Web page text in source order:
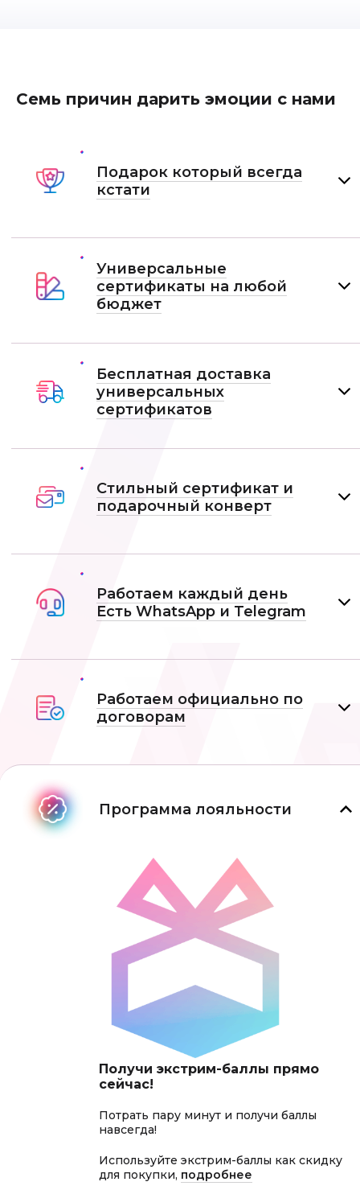
Семь причин дарить эмоции с нами
Подарок который всегда
кстати
Универсальные
сертификаты на любой
бюджет
Бесплатная доставка
универсальных
сертификатов
Стильный сертификат и
подарочный конверт
Работаем каждый день
Есть WhatsApp и Telеgram
Работаем официально по
договорам
Программа лояльности
Получи экстрим-баллы прямо
сейчас!
Потрать пару минут и получи баллы
навсегда!
Используйте экстрим-баллы как скидку
для покупки, подробнее